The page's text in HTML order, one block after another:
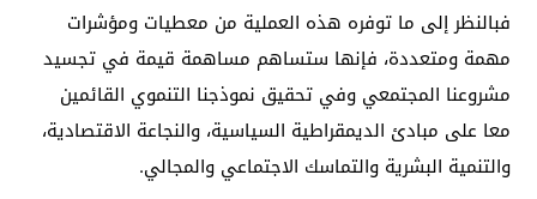
فبالنظر إلى ما توفره هذه العملية من معطيات ومؤشرات
مهمة ومتعددة، فإنها ستساهم مساهمة قيمة في تجسيد
مشروعنا المجتمعي وفي تحقيق نموذجنا التنموي القائمين
معا على مبادئ الديمقراطية السياسية، والنجاعة الاقتصادية،
والتنمية البشرية والتماسك الاجتماعي والمجالي.